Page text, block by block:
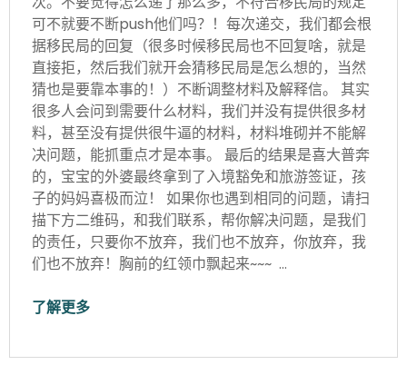
可不就要不断push他们吗？！每次递交，我们都会根
据移民局的回复（很多时候移民局也不回复啥，就是
直接拒，然后我们就开会猜移民局是怎么想的，当然
猜也是要靠本事的！）不断调整材料及解释信。 其实
很多人会问到需要什么材料，我们并没有提供很多材
料，甚至没有提供很牛逼的材料，材料堆砌并不能解
决问题，能抓重点才是本事。 最后的结果是喜大普奔
的，宝宝的外婆最终拿到了入境豁免和旅游签证，孩
子的妈妈喜极而泣！ 如果你也遇到相同的问题，请扫
描下方二维码，和我们联系，帮你解决问题，是我们
的责任，只要你不放弃，我们也不放弃，你放弃，我
们也不放弃！胸前的红领巾飘起来~~~ …
了解更多